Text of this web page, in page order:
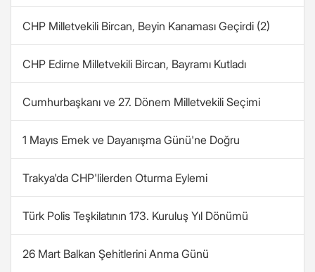
CHP Milletvekili Bircan, Beyin Kanaması Geçirdi (2)
CHP Edirne Milletvekili Bircan, Bayramı Kutladı
Cumhurbaşkanı ve 27. Dönem Milletvekili Seçimi
1 Mayıs Emek ve Dayanışma Günü'ne Doğru
Trakya'da CHP'lilerden Oturma Eylemi
Türk Polis Teşkilatının 173. Kuruluş Yıl Dönümü
26 Mart Balkan Şehitlerini Anma Günü